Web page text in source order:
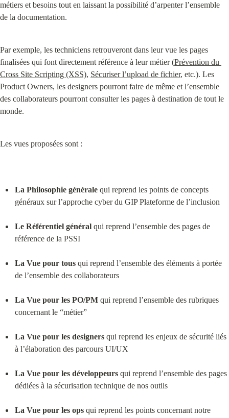
métiers et besoins tout en laissant la possibilité d’arpenter l’ensemble
de la documentation.
Par exemple, les techniciens retrouveront dans leur vue les pages
finalisées qui font directement référence à leur métier (Prévention du
Cross Site Scripting (XSS), Sécuriser l’upload de fichier, etc.). Les
Product Owners, les designers pourront faire de même et l’ensemble
des collaborateurs pourront consulter les pages à destination de tout le
monde.
Les vues proposées sont :
La Philosophie générale qui reprend les points de concepts
généraux sur l’approche cyber du GIP Plateforme de l’inclusion
Le Référentiel général qui reprend l’ensemble des pages de
référence de la PSSI
La Vue pour tous qui reprend l’ensemble des éléments à portée
de l’ensemble des collaborateurs
La Vue pour les PO/PM qui reprend l’ensemble des rubriques
concernant le “métier”
La Vue pour les designers qui reprend les enjeux de sécurité liés
à l’élaboration des parcours UI/UX
La Vue pour les développeurs qui reprend l’ensemble des pages
dédiées à la sécurisation technique de nos outils
La Vue pour les ops qui reprend les points concernant notre